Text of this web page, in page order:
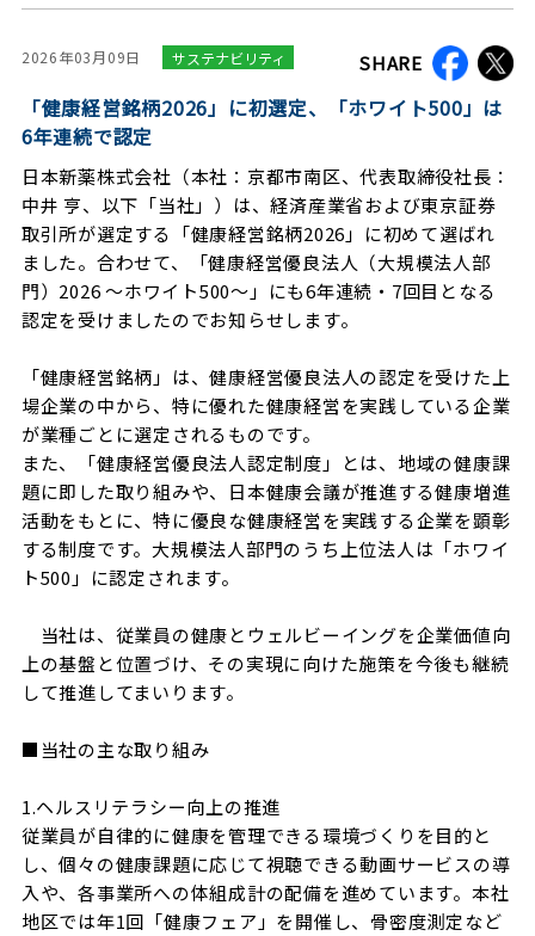
2026年03月09日 サステナビリティ SHARE
「健康経営銘柄2026」に初選定、「ホワイト500」は
6年連続で認定
日本新薬株式会社（本社：京都市南区、代表取締役社長：
中井 亨、以下「当社」）は、経済産業省および東京証券
取引所が選定する「健康経営銘柄2026」に初めて選ばれ
ました。合わせて、「健康経営優良法人（大規模法人部
門）2026 ～ホワイト500～」にも6年連続・7回目となる
認定を受けましたのでお知らせします。
「健康経営銘柄」は、健康経営優良法人の認定を受けた上
場企業の中から、特に優れた健康経営を実践している企業
が業種ごとに選定されるものです。
また、「健康経営優良法人認定制度」とは、地域の健康課
題に即した取り組みや、日本健康会議が推進する健康増進
活動をもとに、特に優良な健康経営を実践する企業を顕彰
する制度です。大規模法人部門のうち上位法人は「ホワイ
ト500」に認定されます。
当社は、従業員の健康とウェルビーイングを企業価値向
上の基盤と位置づけ、その実現に向けた施策を今後も継続
して推進してまいります。
■当社の主な取り組み
1.ヘルスリテラシー向上の推進
従業員が自律的に健康を管理できる環境づくりを目的と
し、個々の健康課題に応じて視聴できる動画サービスの導
入や、各事業所への体組成計の配備を進めています。本社
地区では年1回「健康フェア」を開催し、骨密度測定など